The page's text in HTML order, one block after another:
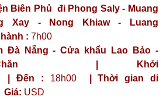
Biên Phủ đi Phong Saly - Muang
Xay - Nong Khiaw - Luang
: 7h00
Đà Nẵng - Cửa khẩu Lao Bảo -
Chăn | Khởi
Đến : 18h00| Thời gian di
| Giá: USD